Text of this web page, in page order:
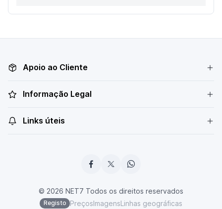
Apoio ao Cliente
Informação Legal
Links úteis
© 2026 NET7 Todos os direitos reservados
Registo PreçosImagensLinhas geográficas